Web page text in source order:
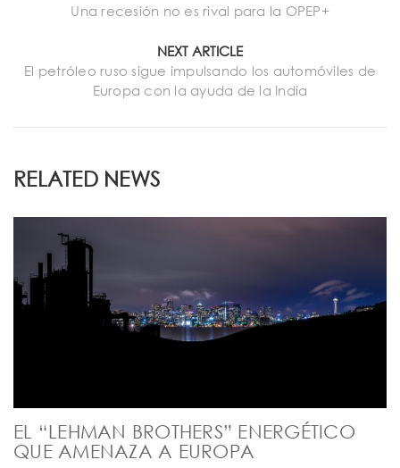
Una recesión no es rival para la OPEP+
NEXT ARTICLE
El petróleo ruso sigue impulsando los automóviles de
Europa con la ayuda de la India
RELATED NEWS
EL “LEHMAN BROTHERS” ENERGÉTICO
QUE AMENAZA A EUROPA